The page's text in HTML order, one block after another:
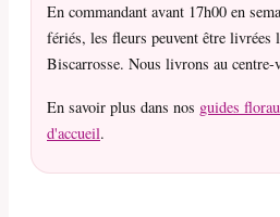
En commandant avant 17h00 en
fériés, les fleurs peuvent être livrées
Biscarrosse. Nous livrons au
En savoir plus dans nos guides
d'accueil.